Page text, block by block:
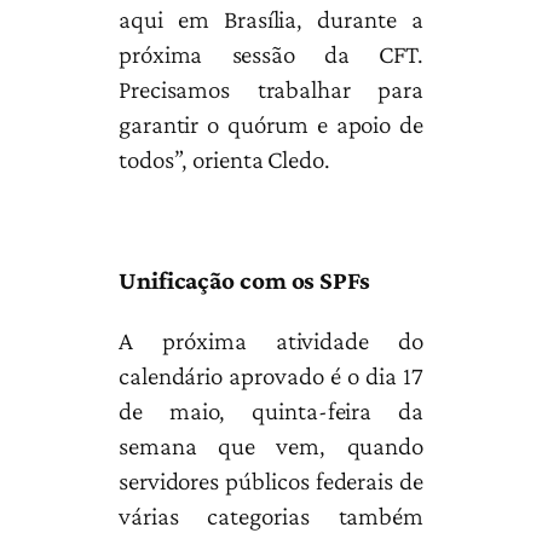
aqui em Brasília, durante a
próxima sessão da CFT.
Precisamos trabalhar para
garantir o quórum e apoio de
todos”, orienta Cledo.
Unificação com os SPFs
A próxima atividade do
calendário aprovado é o dia 17
de maio, quinta-feira da
semana que vem, quando
servidores públicos federais de
várias categorias também